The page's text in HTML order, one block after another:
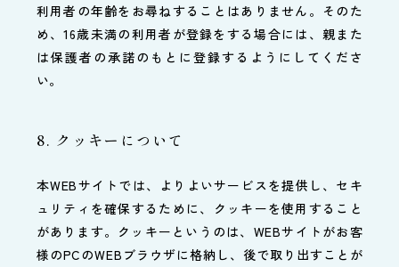
利用者の年齢をお尋ねすることはありません。そのた
め、16歳未満の利用者が登録をする場合には、親また
は保護者の承諾のもとに登録するようにしてくださ
い。
8. クッキーについて
本WEBサイトでは、よりよいサービスを提供し、セキ
ュリティを確保するために、クッキーを使用すること
があります。クッキーというのは、WEBサイトがお客
様のPCのWEBブラウザに格納し、後で取り出すことが